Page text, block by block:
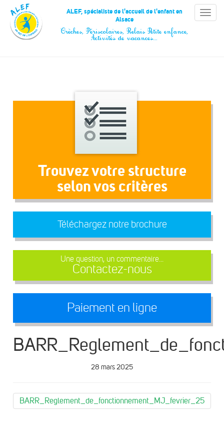
Panneau de gestion des cookies
Toggle
ALEF, spécialiste de l'accueil de l'enfant en
Alsace
Crèches, Périscolaires, Relais Petite enfance,
Activités de vacances…
Trouvez votre structure
selon vos critères
Téléchargez notre brochure
Une question, un commentaire...
Contactez-nous
Paiement en ligne
28 mars 2025
BARR_Reglement_de_fonctionnement_MJ_fevrier_25